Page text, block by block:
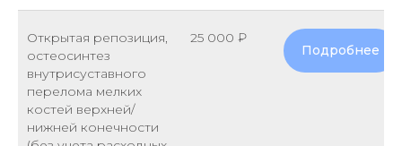
Открытая репозиция,
остеосинтез
внутрисуставного
перелома мелких
костей верхней/
нижней конечности
25 000 ₽
Подробнее